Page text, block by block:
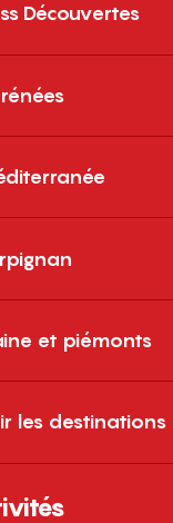
Découvertes
et piémonts
les destinations
dans le
un agenda
de
après-
L’ANNÉE